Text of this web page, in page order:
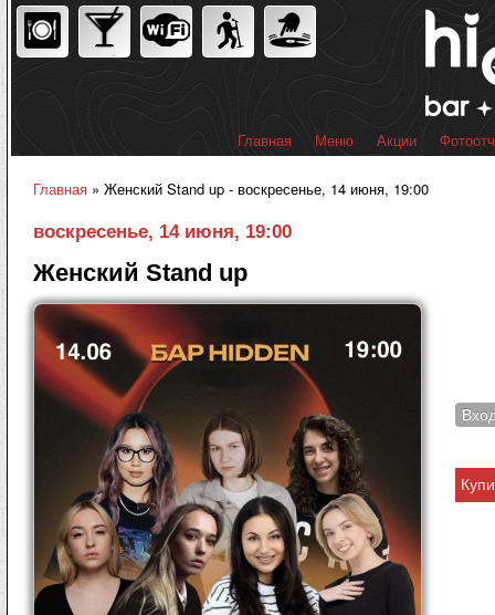
Главное меню
Главная Меню Акции
Главная » Женский Stand up - воскресенье, 14 июня, 19:00
воскресенье, 14 июня, 19:00
Женский Stand up